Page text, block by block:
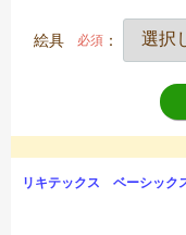
絵具 必須 ：
リキテックス ベーシック